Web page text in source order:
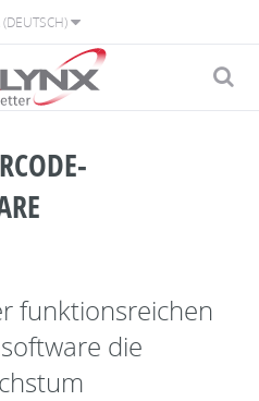
funktionsreichen
die